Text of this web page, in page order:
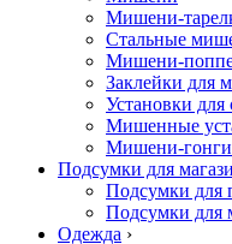
Мишени-
Стальные
Мишени-
Заклейки для
Установки для
Мишенные
Мишени-
Подсумки для
Подсумки для
Подсумки для
Одежда ›